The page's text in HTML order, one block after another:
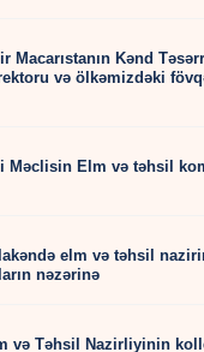
Macarıstanın Kənd
və ölkəmizdəki
Məclisin Elm və təhsil
elm və təhsil
nəzərinə
və Təhsil Nazirliyinin